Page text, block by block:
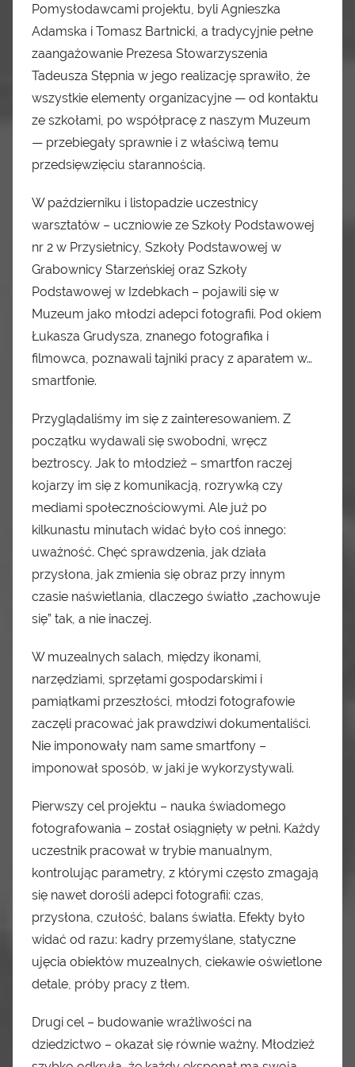
Pomysłodawcami projektu, byli Agnieszka
Adamska i Tomasz Bartnicki, a tradycyjnie pełne
zaangażowanie Prezesa Stowarzyszenia
Tadeusza Stępnia w jego realizację sprawiło, że
wszystkie elementy organizacyjne — od kontaktu
ze szkołami, po współpracę z naszym Muzeum
— przebiegały sprawnie i z właściwą temu
przedsięwzięciu starannością.
W październiku i listopadzie uczestnicy
warsztatów – uczniowie ze Szkoły Podstawowej
nr 2 w Przysietnicy, Szkoły Podstawowej w
Grabownicy Starzeńskiej oraz Szkoły
Podstawowej w Izdebkach – pojawili się w
Muzeum jako młodzi adepci fotografii. Pod okiem
Łukasza Grudysza, znanego fotografika i
filmowca, poznawali tajniki pracy z aparatem w…
smartfonie.
Przyglądaliśmy im się z zainteresowaniem. Z
początku wydawali się swobodni, wręcz
beztroscy. Jak to młodzież – smartfon raczej
kojarzy im się z komunikacją, rozrywką czy
mediami społecznościowymi. Ale już po
kilkunastu minutach widać było coś innego:
uważność. Chęć sprawdzenia, jak działa
przysłona, jak zmienia się obraz przy innym
czasie naświetlania, dlaczego światło „zachowuje
się” tak, a nie inaczej.
W muzealnych salach, między ikonami,
narzędziami, sprzętami gospodarskimi i
pamiątkami przeszłości, młodzi fotografowie
zaczęli pracować jak prawdziwi dokumentaliści.
Nie imponowały nam same smartfony –
imponował sposób, w jaki je wykorzystywali.
Pierwszy cel projektu – nauka świadomego
fotografowania – został osiągnięty w pełni. Każdy
uczestnik pracował w trybie manualnym,
kontrolując parametry, z którymi często zmagają
się nawet dorośli adepci fotografii: czas,
przysłona, czułość, balans światła. Efekty było
widać od razu: kadry przemyślane, statyczne
ujęcia obiektów muzealnych, ciekawie oświetlone
detale, próby pracy z tłem.
Drugi cel – budowanie wrażliwości na
dziedzictwo – okazał się równie ważny. Młodzież